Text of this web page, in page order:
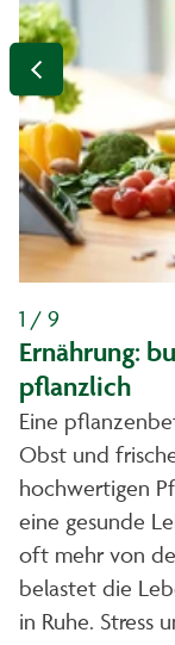
1 / 9
Ernährung:
pflanzlich
Eine
Obst und
hochwertigen
eine gesunde
oft mehr von
belastet die
in Ruhe. Stress